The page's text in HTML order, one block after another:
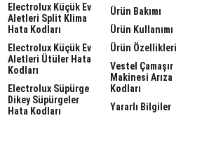
Electrolux Küçük Ev
Aletleri Split Klima
Hata Kodları
Electrolux Küçük Ev
Aletleri Ütüler Hata
Kodları
Electrolux Süpürge
Dikey Süpürgeler
Hata Kodları
Ürün Bakımı
Ürün Kullanımı
Ürün Özellikleri
Vestel Çamaşır
Makinesi Arıza
Kodları
Yararlı Bilgiler